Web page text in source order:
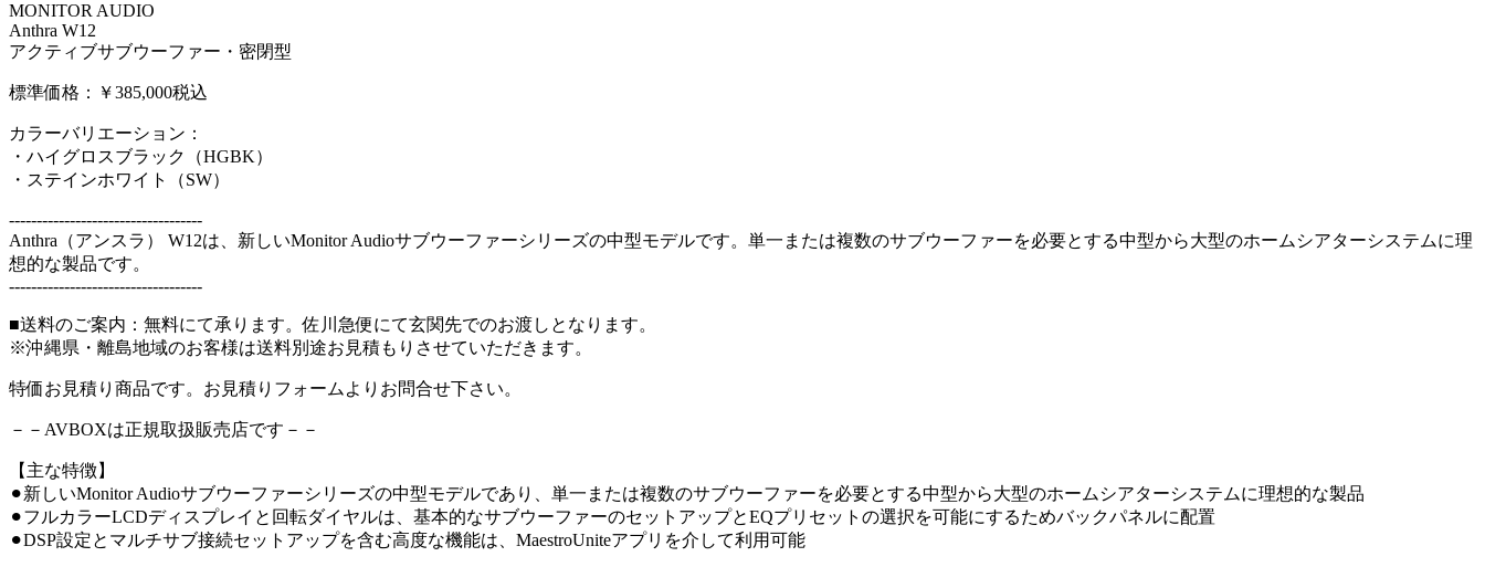
MONITOR AUDIO
Anthra W12
アクティブサブウーファー・密閉型
標準価格：￥385,000税込
カラーバリエーション：
・ハイグロスブラック（HGBK）
・ステインホワイト（SW）
-----------------------------------
Anthra（アンスラ） W12は、新しいMonitor Audioサブウーファーシリーズの中型モデルです。単一または複数のサブウーファーを必要とする中型から大型のホームシアターシステムに理
想的な製品です。
-----------------------------------
■送料のご案内：無料にて承ります。佐川急便にて玄関先でのお渡しとなります。
※沖縄県・離島地域のお客様は送料別途お見積もりさせていただきます。
特価お見積り商品です。お見積りフォームよりお問合せ下さい。
－－AVBOXは正規取扱販売店です－－
【主な特徴】
⚫︎新しいMonitor Audioサブウーファーシリーズの中型モデルであり、単一または複数のサブウーファーを必要とする中型から大型のホームシアターシステムに理想的な製品
⚫︎フルカラーLCDディスプレイと回転ダイヤルは、基本的なサブウーファーのセットアップとEQプリセットの選択を可能にするためバックパネルに配置
⚫︎DSP設定とマルチサブ接続セットアップを含む高度な機能は、MaestroUniteアプリを介して利用可能